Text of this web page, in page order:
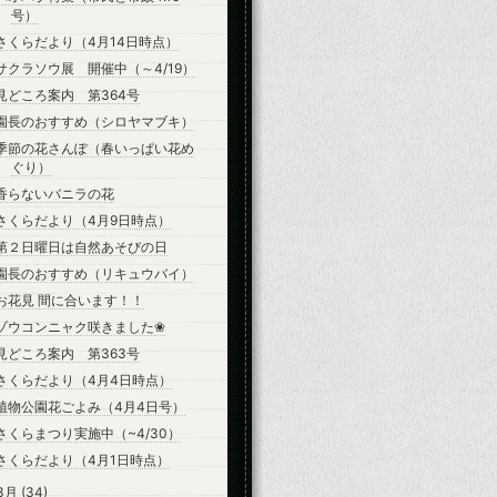
号）
くらだより（4月14日時点）
クラソウ展 開催中（～4/19）
どころ案内 第364号
長のおすすめ（シロヤマブキ）
節の花さんぽ（春いっぱい花め
ぐり）
らないバニラの花
くらだより（4月9日時点）
２日曜日は自然あそびの日
長のおすすめ（リキュウバイ）
花見 間に合います！！
ウコンニャク咲きました❀
どころ案内 第363号
くらだより（4月4日時点）
物公園花ごよみ（4月4日号）
くらまつり実施中（~4/30）
くらだより（4月1日時点）
月 (34)